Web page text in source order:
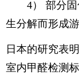
4） 部分固
生分解而形成
日本的研究表
室内甲醛检测